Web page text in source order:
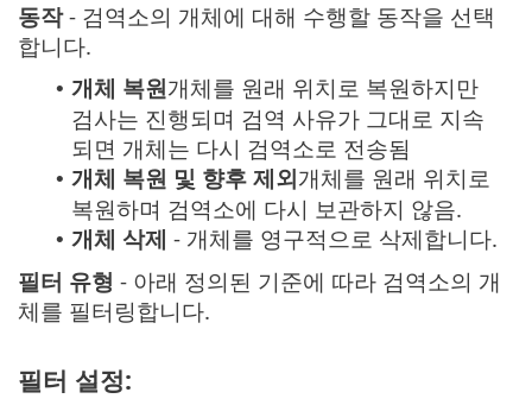
동작- 검역소의 개체에 대해 수행할 동작을 선택
합니다.
• 개체 복원개체를 원래 위치로 복원하지만
검사는 진행되며 검역 사유가 그대로 지속
되면 개체는 다시 검역소로 전송됨
• 개체 복원 및 향후 제외개체를 원래 위치로
복원하며 검역소에 다시 보관하지 않음.
• 개체 삭제 - 개체를 영구적으로 삭제합니다.
필터 유형 - 아래 정의된 기준에 따라 검역소의 개
체를 필터링합니다.
필터 설정: